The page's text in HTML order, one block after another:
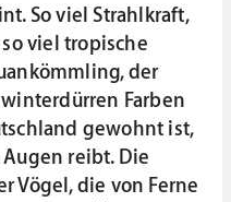
So viel Strahlkraft,
viel tropische
der
Farben
gewohnt ist,
reibt. Die
Vögel, die von Ferne